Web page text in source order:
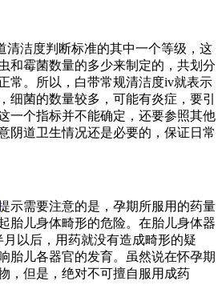
清洁度判断标准的其中一个等级，这
和霉菌数量的多少来制定的，共划分
常。所以，白带常规清洁度iv就表示
细菌的数量较多，可能有炎症，要引
一个指标并不能确定，还要参照其他
阴道卫生情况还是必要的，保证日常
示需要注意的是，孕期所服用的药量
胎儿身体畸形的危险。在胎儿身体器
以后，用药就没有造成畸形的疑
胎儿各器官的发育。虽然说在怀孕期
，但是，绝对不可擅自服用成药